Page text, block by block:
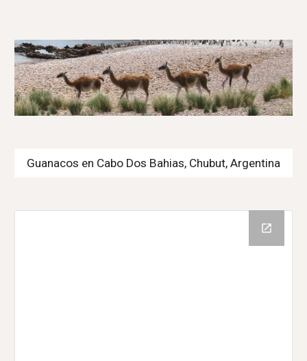
Guanacos en Cabo Dos Bahias, Chubut, Argentina